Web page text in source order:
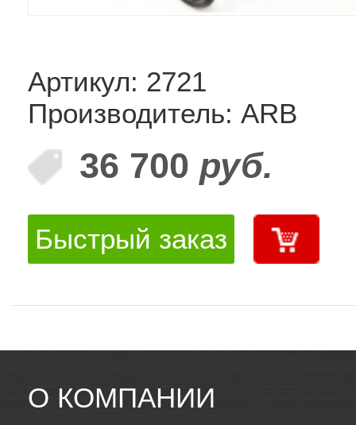
Артикул: 2721
Производитель: ARB
36 700 руб.
Быстрый заказ
О КОМПАНИИ